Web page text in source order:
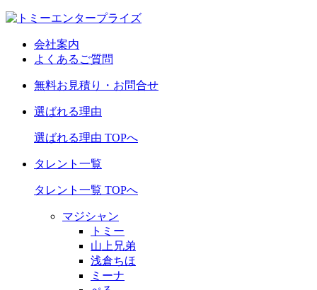
会社案内
よくあるご質問
無料お見積り・お問合せ
選ばれる理由
選ばれる理由 TOPへ
タレント一覧
タレント一覧 TOPへ
マジシャン
トミー
山上兄弟
浅倉ちほ
ミーナ